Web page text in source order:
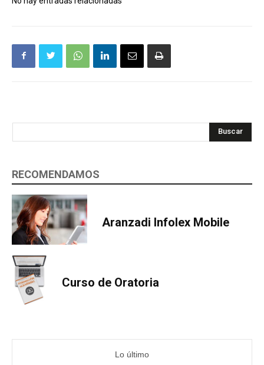
Buscar
RECOMENDAMOS
Aranzadi Infolex Mobile
Curso de Oratoria
Lo último